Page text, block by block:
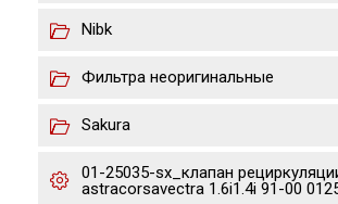
Nibk
Фильтра неоригинальные
Sakura
01-25035-sx_клапан
astracorsavectra 1.6i1.4i 91-00